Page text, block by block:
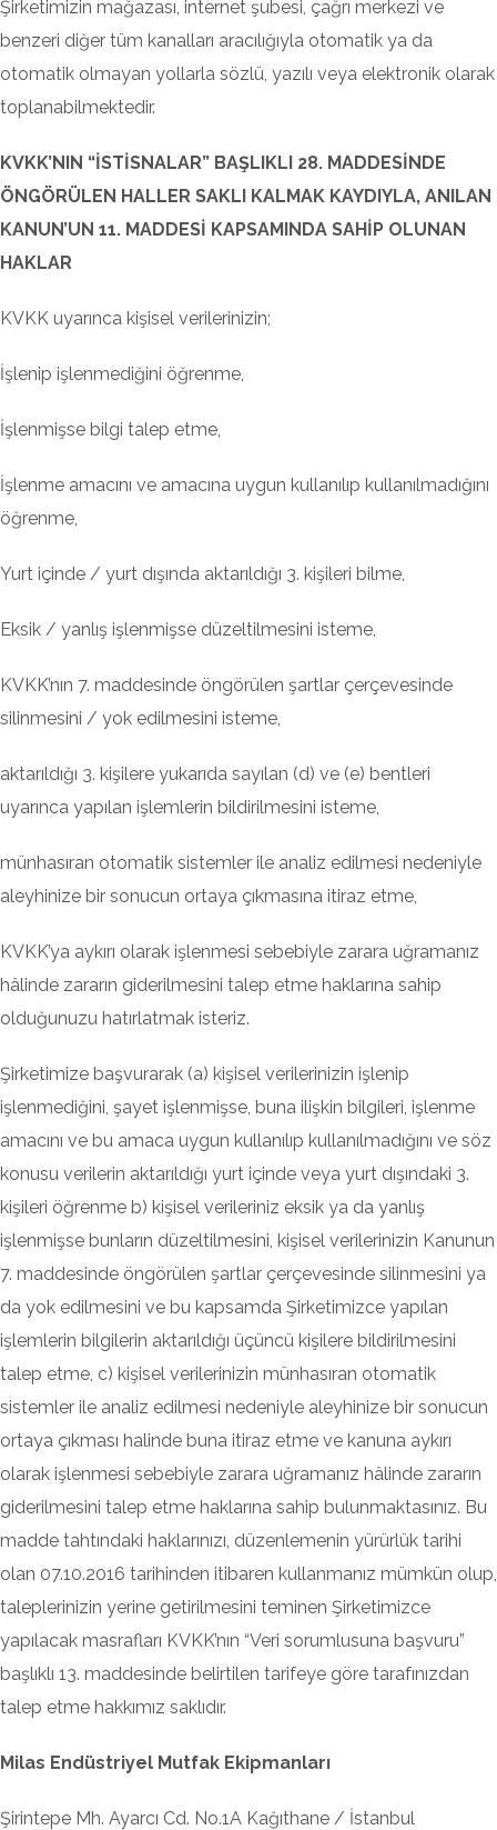
Şirketimizin mağazası, internet şubesi, çağrı merkezi ve
benzeri diğer tüm kanalları aracılığıyla otomatik ya da
otomatik olmayan yollarla sözlü, yazılı veya elektronik olarak
toplanabilmektedir.
KVKK’NIN “İSTİSNALAR” BAŞLIKLI 28. MADDESİNDE
ÖNGÖRÜLEN HALLER SAKLI KALMAK KAYDIYLA, ANILAN
KANUN’UN 11. MADDESİ KAPSAMINDA SAHİP OLUNAN
HAKLAR
KVKK uyarınca kişisel verilerinizin;
İşlenip işlenmediğini öğrenme,
İşlenmişse bilgi talep etme,
İşlenme amacını ve amacına uygun kullanılıp kullanılmadığını
öğrenme,
Yurt içinde / yurt dışında aktarıldığı 3. kişileri bilme,
Eksik / yanlış işlenmişse düzeltilmesini isteme,
KVKK’nın 7. maddesinde öngörülen şartlar çerçevesinde
silinmesini / yok edilmesini isteme,
aktarıldığı 3. kişilere yukarıda sayılan (d) ve (e) bentleri
uyarınca yapılan işlemlerin bildirilmesini isteme,
münhasıran otomatik sistemler ile analiz edilmesi nedeniyle
aleyhinize bir sonucun ortaya çıkmasına itiraz etme,
KVKK’ya aykırı olarak işlenmesi sebebiyle zarara uğramanız
hâlinde zararın giderilmesini talep etme haklarına sahip
olduğunuzu hatırlatmak isteriz.
Şirketimize başvurarak (a) kişisel verilerinizin işlenip
işlenmediğini, şayet işlenmişse, buna ilişkin bilgileri, işlenme
amacını ve bu amaca uygun kullanılıp kullanılmadığını ve söz
konusu verilerin aktarıldığı yurt içinde veya yurt dışındaki 3.
kişileri öğrenme b) kişisel verileriniz eksik ya da yanlış
işlenmişse bunların düzeltilmesini, kişisel verilerinizin Kanunun
7. maddesinde öngörülen şartlar çerçevesinde silinmesini ya
da yok edilmesini ve bu kapsamda Şirketimizce yapılan
işlemlerin bilgilerin aktarıldığı üçüncü kişilere bildirilmesini
talep etme, c) kişisel verilerinizin münhasıran otomatik
sistemler ile analiz edilmesi nedeniyle aleyhinize bir sonucun
ortaya çıkması halinde buna itiraz etme ve kanuna aykırı
olarak işlenmesi sebebiyle zarara uğramanız hâlinde zararın
giderilmesini talep etme haklarına sahip bulunmaktasınız. Bu
madde tahtındaki haklarınızı, düzenlemenin yürürlük tarihi
olan 07.10.2016 tarihinden itibaren kullanmanız mümkün olup,
taleplerinizin yerine getirilmesini teminen Şirketimizce
yapılacak masrafları KVKK’nın “Veri sorumlusuna başvuru”
başlıklı 13. maddesinde belirtilen tarifeye göre tarafınızdan
talep etme hakkımız saklıdır.
Milas Endüstriyel Mutfak Ekipmanları
Şirintepe Mh. Ayarcı Cd. No.1A Kağıthane / İstanbul